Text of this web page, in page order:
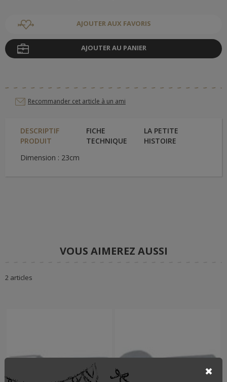
AJOUTER AUX FAVORIS
AJOUTER AU PANIER
Recommander cet article à un ami
DESCRIPTIF
PRODUIT
FICHE
TECHNIQUE
LA PETITE
HISTOIRE
Dimension : 23cm
VOUS AIMEREZ AUSSI
2 articles